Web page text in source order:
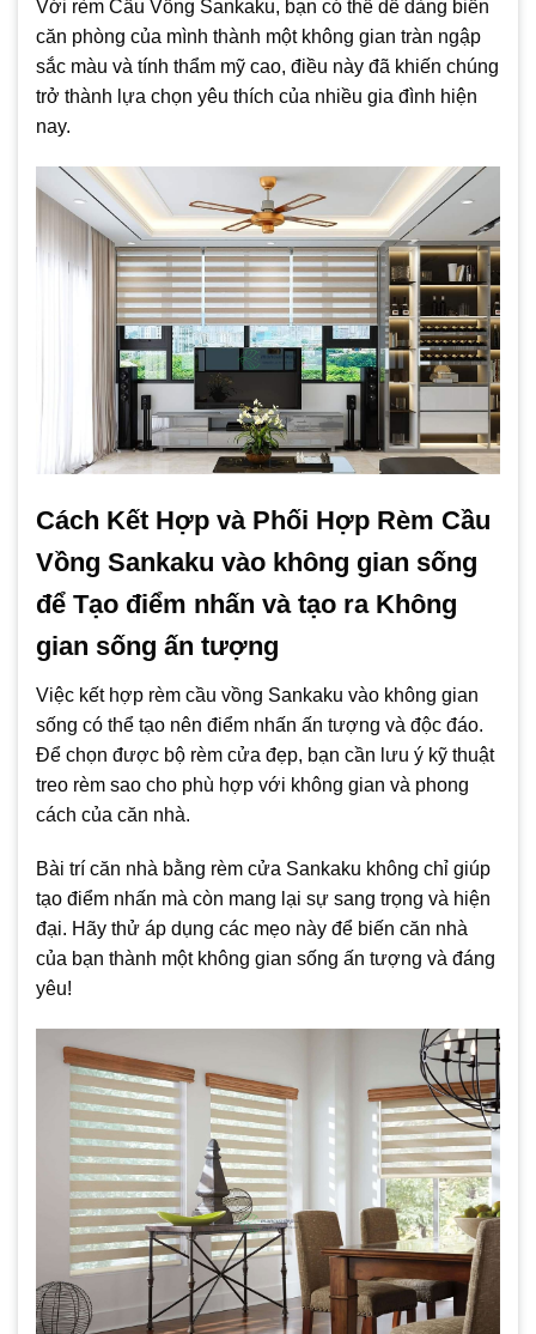
Với rèm Cầu Vồng Sankaku, bạn có thể dễ dàng biến
căn phòng của mình thành một không gian tràn ngập
sắc màu và tính thẩm mỹ cao, điều này đã khiến chúng
trở thành lựa chọn yêu thích của nhiều gia đình hiện
nay.
Cách Kết Hợp và Phối Hợp Rèm Cầu
Vồng Sankaku vào không gian sống
để Tạo điểm nhấn và tạo ra Không
gian sống ấn tượng
Việc kết hợp rèm cầu vồng Sankaku vào không gian
sống có thể tạo nên điểm nhấn ấn tượng và độc đáo.
Để chọn được bộ rèm cửa đẹp, bạn cần lưu ý kỹ thuật
treo rèm sao cho phù hợp với không gian và phong
cách của căn nhà.
Bài trí căn nhà bằng rèm cửa Sankaku không chỉ giúp
tạo điểm nhấn mà còn mang lại sự sang trọng và hiện
đại. Hãy thử áp dụng các mẹo này để biến căn nhà
của bạn thành một không gian sống ấn tượng và đáng
yêu!